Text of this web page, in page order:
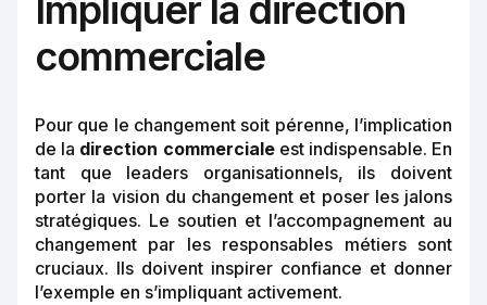
Impliquer la direction
commerciale
Pour que le changement soit pérenne, l’implication
de la direction commercialeest indispensable. En
tant que leaders organisationnels, ils doivent
porter la vision du changement et poser les jalons
stratégiques. Le soutien et l’accompagnement au
changement par les responsables métiers sont
cruciaux. Ils doivent inspirer confiance et donner
l’exemple en s’impliquant activement.